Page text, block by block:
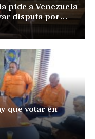
pide a Venezuela
disputa por
que votar en